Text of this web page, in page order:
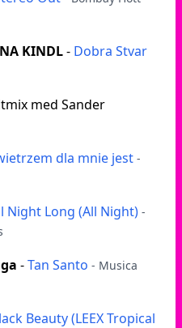
KINDL- Dobra Stvar
med Sander
dla mnie jest -
Night Long (All Night) -
-Tan Santo - Musica
Beauty (LEEX Tropical